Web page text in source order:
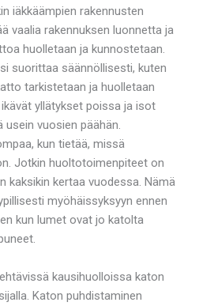
iäkkäämpien rakennusten
vaalia rakennuksen luonnetta ja
huolletaan ja kunnostetaan.
suorittaa säännöllisesti, kuten
tarkistetaan ja huolletaan
yllätykset poissa ja isot
vuosien päähän.
kun tietää, missä
Jotkin huoltotoimenpiteet on
kaksikin kertaa vuodessa. Nämä
myöhäissyksyyn ennen
kun lumet ovat jo katolta
kausihuolloissa katon
Katon puhdistaminen